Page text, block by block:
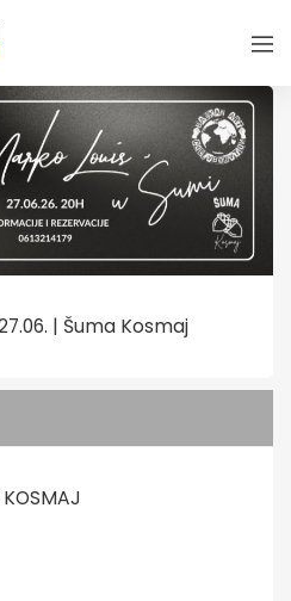
| Šuma Kosmaj
KOSMAJ